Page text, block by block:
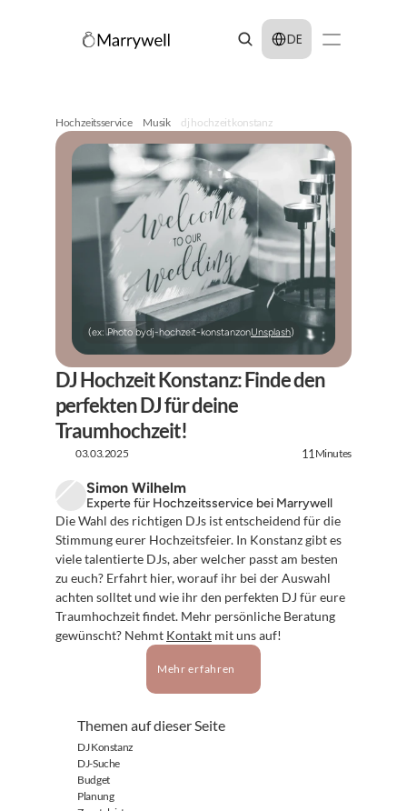
Select Language
DE
Hochzeitsservice Musik dj hochzeit konstanz
(ex: Photo bydj-hochzeit-konstanzonUnsplash)
DJ Hochzeit Konstanz: Finde den
perfekten DJ für deine
Traumhochzeit!
03.03.2025 11 Minutes
Simon Wilhelm
Experte für Hochzeitsservice bei Marrywell
Die Wahl des richtigen DJs ist entscheidend für die
Stimmung eurer Hochzeitsfeier. In Konstanz gibt es
viele talentierte DJs, aber welcher passt am besten
zu euch? Erfahrt hier, worauf ihr bei der Auswahl
achten solltet und wie ihr den perfekten DJ für eure
Traumhochzeit findet. Mehr persönliche Beratung
gewünscht? Nehmt Kontakt mit uns auf!
Mehr erfahren
Themen auf dieser Seite
DJ Konstanz
DJ-Suche
Budget
Planung